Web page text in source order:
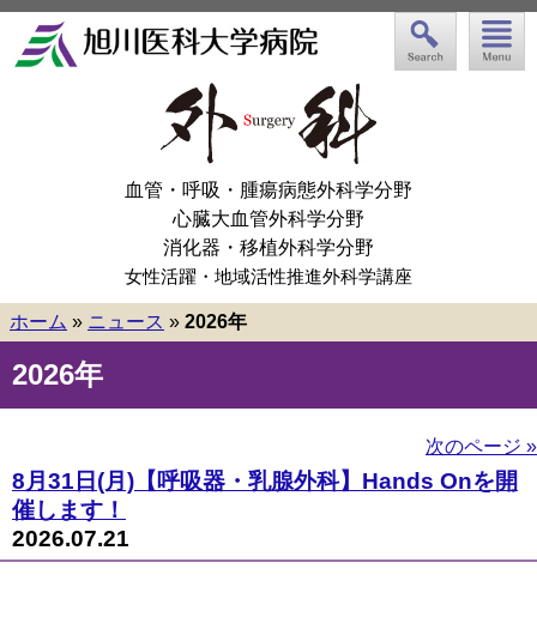
血管・呼吸・腫瘍病態外科学分野
心臓大血管外科学分野
消化器・移植外科学分野
女性活躍・地域活性推進外科学講座
ホーム » ニュース » 2026年
2026年
次のページ »
8月31日(月)【呼吸器・乳腺外科】Hands Onを開
催します！
2026.07.21